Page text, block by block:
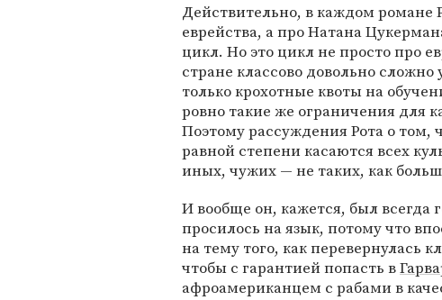
Действительно, в каждом романе
еврейства, а про Натана
цикл. Но это цикл не просто про
стране классово довольно
только крохотные квоты на
ровно такие же ограничения для
Поэтому рассуждения Рота о том,
равной степени касаются всех
иных, чужих — не таких, как
И вообще он, кажется, был всегда
просилось на язык, потому что
на тему того, как перевернулась
чтобы с гарантией попасть в
афроамериканцем с рабами в